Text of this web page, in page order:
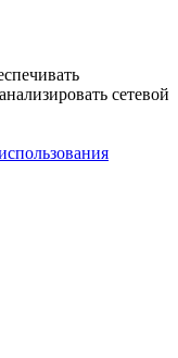
сетевой